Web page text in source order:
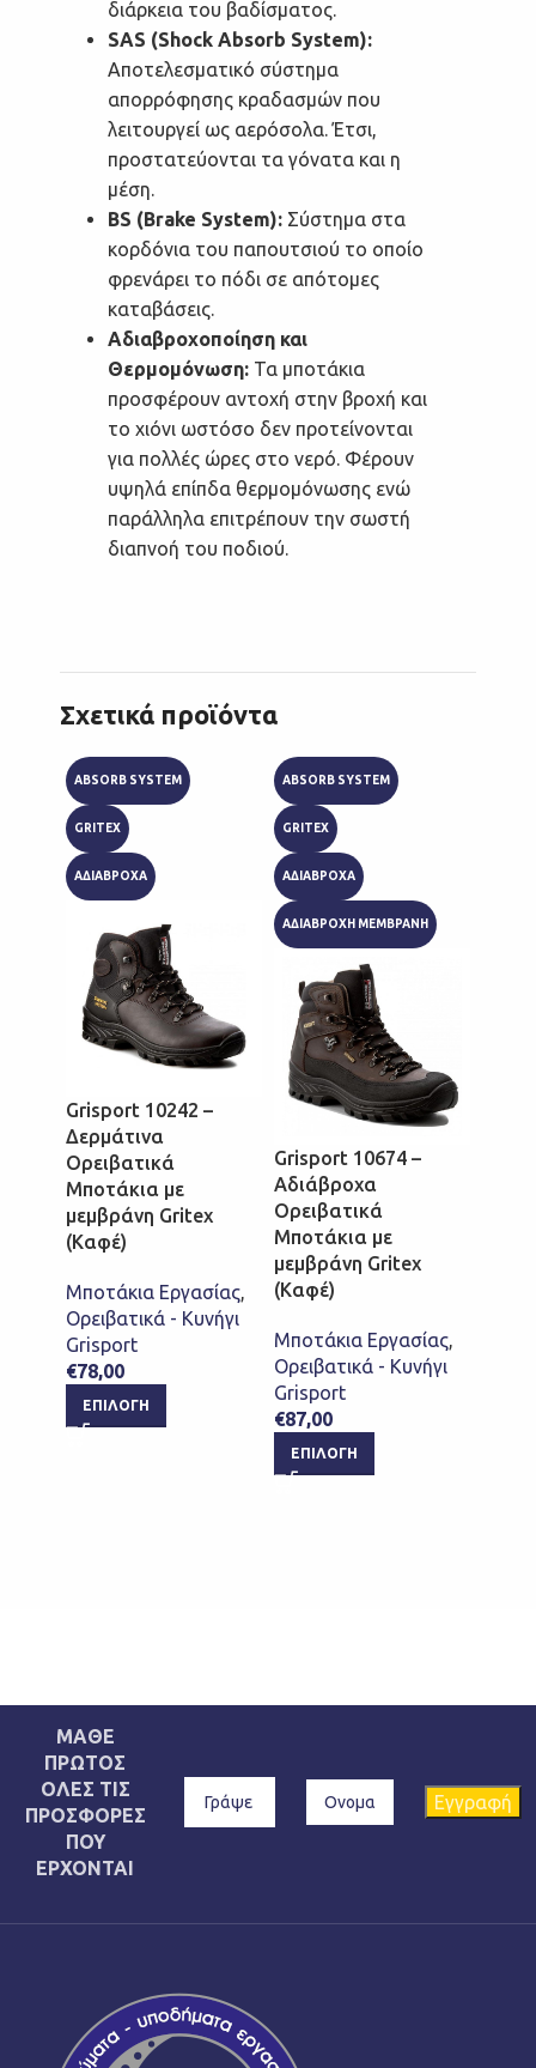
διάρκεια του βαδίσματος.
SAS (Shock Absorb System):
Αποτελεσματικό σύστημα
απορρόφησης κραδασμών που
λειτουργεί ως αερόσολα. Έτσι,
προστατεύονται τα γόνατα και η
μέση.
BS (Brake System): Σύστημα στα
κορδόνια του παπουτσιού το οποίο
φρενάρει το πόδι σε απότομες
καταβάσεις.
Αδιαβροχοποίηση και
Θερμομόνωση: Τα μποτάκια
προσφέρουν αντοχή στην βροχή και
το χιόνι ωστόσο δεν προτείνονται
για πολλές ώρες στο νερό. Φέρουν
υψηλά επίπδα θερμομόνωσης ενώ
παράλληλα επιτρέπουν την σωστή
διαπνοή του ποδιού.
Σχετικά προϊόντα
ABSORB SYSTEM
GRITEX
ΑΔΙΑΒΡΟΧΑ
Grisport 10242 –
Δερμάτινα
Ορειβατικά
Μποτάκια με
μεμβράνη Gritex
(Καφέ)
Μποτάκια Εργασίας,
Ορειβατικά - Κυνήγι
Grisport
€78,00
ΕΠΙΛΟΓΉ
ABSORB SYSTEM
GRITEX
ΑΔΙΑΒΡΟΧΑ
ΑΔΙΑΒΡΟΧΗ ΜΕΜΒΡΑΝΗ
Grisport 10674 –
Αδιάβροχα
Ορειβατικά
Μποτάκια με
μεμβράνη Gritex
(Καφέ)
Μποτάκια Εργασίας,
Ορειβατικά - Κυνήγι
Grisport
€87,00
ΕΠΙΛΟΓΉ
ΜΑΘΕ
ΠΡΩΤΟΣ
ΟΛΕΣ ΤΙΣ
ΠΡΟΣΦΟΡΕΣ
ΠΟΥ
ΕΡΧΟΝΤΑΙ